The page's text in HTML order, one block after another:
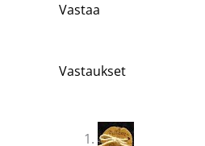
Vastaa
Vastaukset